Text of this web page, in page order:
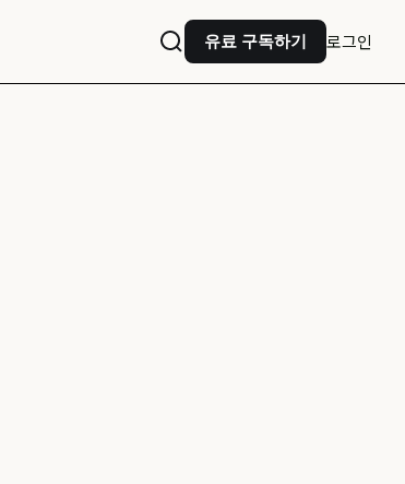
유료 구독하기 로그인